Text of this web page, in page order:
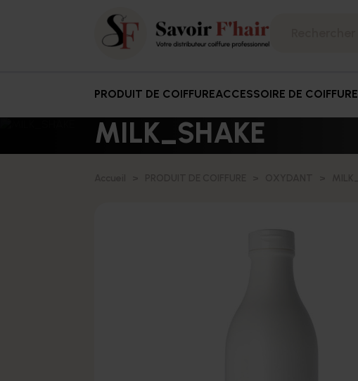
PRODUIT DE COIFFUREACCESSOIRE DE COIFFURE
MILK_SHAKE